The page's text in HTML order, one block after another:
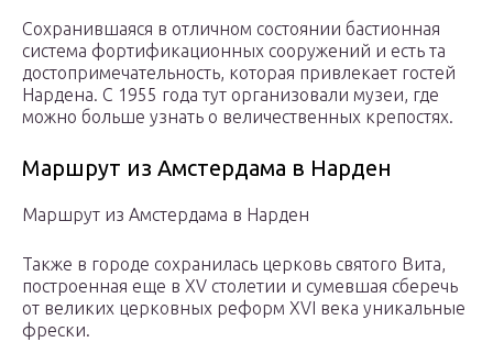
Сохранившаяся в отличном состоянии бастионная
система фортификационных сооружений и есть та
достопримечательность, которая привлекает гостей
Нардена. С 1955 года тут организовали музеи, где
можно больше узнать о величественных крепостях.
Маршрут из Амстердама в Нарден
Маршрут из Амстердама в Нарден
Также в городе сохранилась церковь святого Вита,
построенная еще в XV столетии и сумевшая сберечь
от великих церковных реформ XVI века уникальные
фрески.